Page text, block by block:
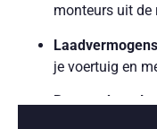
monteurs uit de
je voertuig en
Betrouwbare